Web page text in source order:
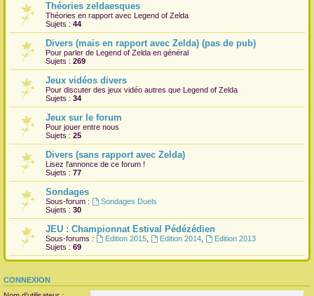
Théories zeldaesques
Théories en rapport avec Legend of Zelda
Sujets : 44
Divers (mais en rapport avec Zelda) (pas de pub)
Pour parler de Legend of Zelda en général
Sujets : 269
Jeux vidéos divers
Pour discuter des jeux vidéo autres que Legend of Zelda
Sujets : 34
Jeux sur le forum
Pour jouer entre nous
Sujets : 25
Divers (sans rapport avec Zelda)
Lisez l'annonce de ce forum !
Sujets : 77
Sondages
Sous-forum :
Sondages Duels
Sujets : 30
JEU : Championnat Estival Pédézédien
Sous-forums : Edition 2015, Edition 2014,
Edition 2013
Sujets : 69
CONNEXION